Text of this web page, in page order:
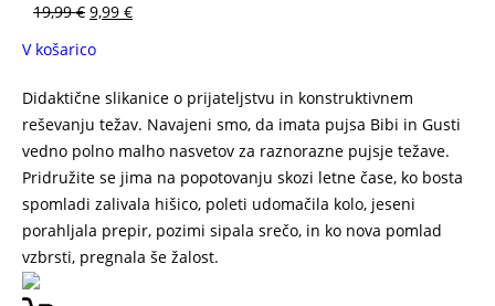
19,99€ 9,99 €
V košarico
Didaktične slikanice o prijateljstvu in konstruktivnem
reševanju težav. Navajeni smo, da imata pujsa Bibi in Gusti
vedno polno malho nasvetov za raznorazne pujsje težave.
Pridružite se jima na popotovanju skozi letne čase, ko bosta
spomladi zalivala hišico, poleti udomačila kolo, jeseni
porahljala prepir, pozimi sipala srečo, in ko nova pomlad
vzbrsti, pregnala še žalost.